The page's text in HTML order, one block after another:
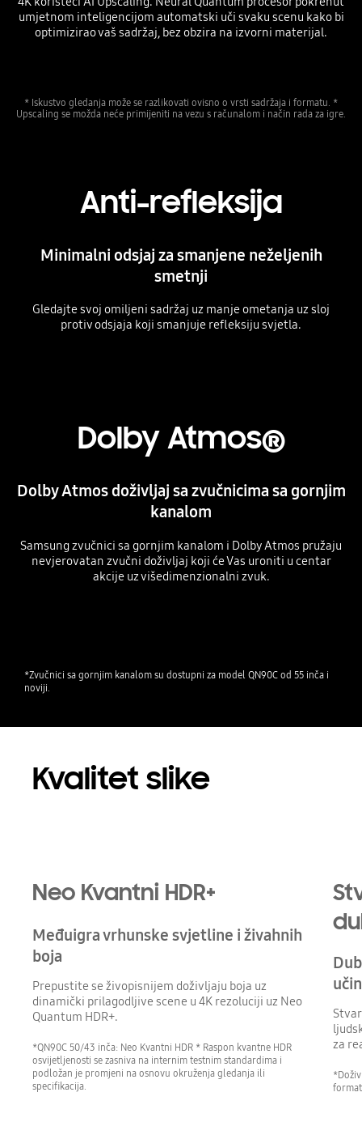
umjetnom inteligencijom automatski uči svaku scenu kako bi
optimizirao vaš sadržaj, bez obzira na izvorni materijal.
* Iskustvo gledanja može se razlikovati ovisno o vrsti sadržaja i formatu. *
Upscaling se možda neće primijeniti na vezu s računalom i način rada za igre.
Anti-refleksija
Minimalni odsjaj za smanjene neželjenih
smetnji
Gledajte svoj omiljeni sadržaj uz manje ometanja uz sloj
protiv odsjaja koji smanjuje refleksiju svjetla.
Dolby Atmos®
Dolby Atmos doživljaj sa zvučnicima sa gornjim
kanalom
Samsung zvučnici sa gornjim kanalom i Dolby Atmos pružaju
nevjerovatan zvučni doživljaj koji će Vas uroniti u centar
akcije uz višedimenzionalni zvuk.
*Zvučnici sa gornjim kanalom su dostupni za model QN90C od 55 inča i
noviji.
Kvalitet slike
Neo Kvantni HDR+
Međuigra vrhunske svjetline i živahnih
boja
Prepustite se živopisnijem doživljaju boja uz
dinamički prilagodljive scene u 4K rezoluciji uz Neo
Quantum HDR+.
*QN90C 50/43 inča: Neo Kvantni HDR * Raspon kvantne HDR
osvijetljenosti se zasniva na internim testnim standardima i
podložan je promjeni na osnovu okruženja gledanja ili
specifikacija.
za